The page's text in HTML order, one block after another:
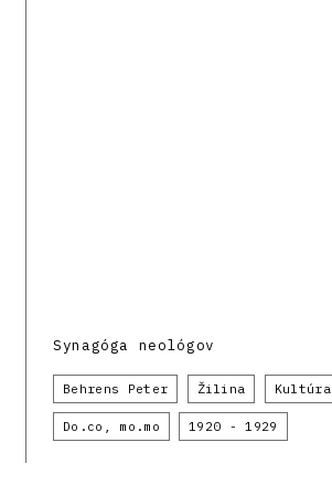
Synagóga neológov
Behrens Peter Žilina Kultúra
Do.co, mo.mo 1920 - 1929